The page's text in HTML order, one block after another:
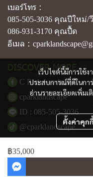
฿35,000
เว็บไซต์นี้มีการใช้
ประสบการณ์ที่ดีในกา
อ่านรายละเอียดเพิ่มเ
ตั้งค่าคุกกี้
เบอร์โทร :
085-505-3036 คุณปีใหม่/วี
086-931-3170 คุณปื้ด
อีเมล :
DISCOVER MORE
C Park Landscape
cparklandscape
ID : 085-505-3036
@cparklandscape
©